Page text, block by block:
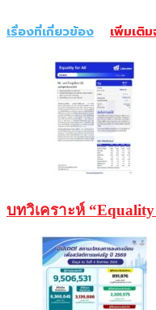
เรื่องที่เกี่ยวข้อง เพิ่มเติ
บทวิเคราะห์